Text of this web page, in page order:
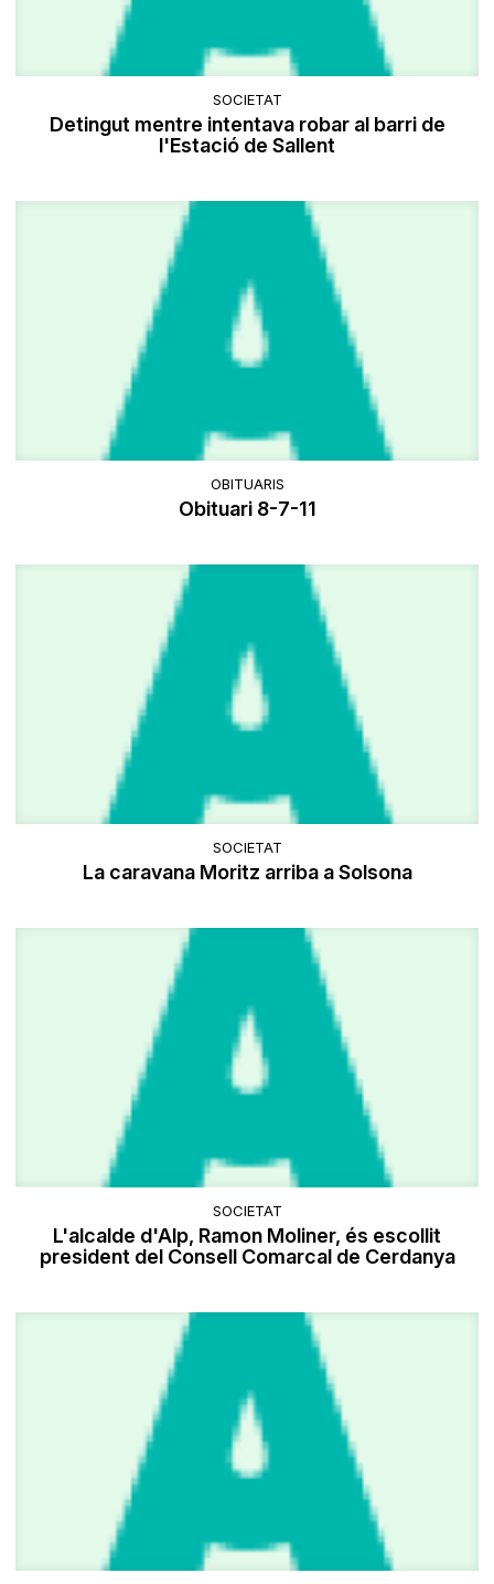
SOCIETAT
Detingut mentre intentava robar al barri de
l'Estació de Sallent
OBITUARIS
Obituari 8-7-11
SOCIETAT
La caravana Moritz arriba a Solsona
SOCIETAT
L'alcalde d'Alp, Ramon Moliner, és escollit
president del Consell Comarcal de Cerdanya